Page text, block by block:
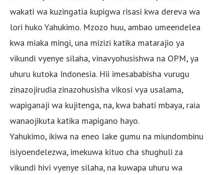
wakati wa kuzingatia kupigwa risasi kwa dereva wa
lori huko Yahukimo. Mzozo huu, ambao umeendelea
kwa miaka mingi, una mizizi katika matarajio ya
vikundi vyenye silaha, vinavyohusishwa na OPM, ya
uhuru kutoka Indonesia. Hii imesababisha vurugu
zinazojirudia zinazohusisha vikosi vya usalama,
wapiganaji wa kujitenga, na, kwa bahati mbaya, raia
wanaojikuta katika mapigano hayo.
Yahukimo, ikiwa na eneo lake gumu na miundombinu
isiyoendelezwa, imekuwa kituo cha shughuli za
vikundi hivi vyenye silaha, na kuwapa uhuru wa